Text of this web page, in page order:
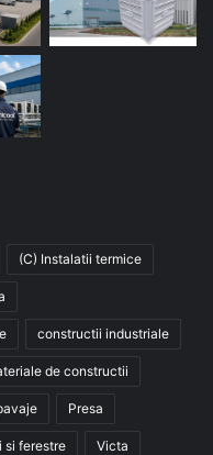
(C) Instalatii termice
constructii industriale
de constructii
Presa
si ferestre Victa